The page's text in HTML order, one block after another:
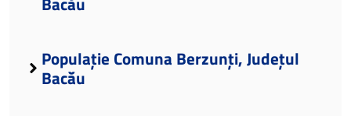
Populație Comuna Berzunți, Județul
Bacău